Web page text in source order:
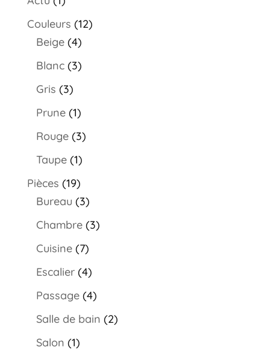
Couleurs (12)
Beige (4)
Blanc (3)
Gris (3)
Prune (1)
Rouge (3)
Taupe (1)
Pièces (19)
Bureau (3)
Chambre (3)
Cuisine (7)
Escalier (4)
Passage (4)
Salle de bain (2)
Salon (1)